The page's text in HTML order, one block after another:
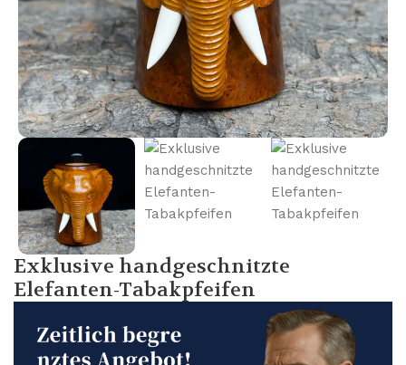
Exklusive handgeschnitzte
Elefanten-Tabakpfeifen